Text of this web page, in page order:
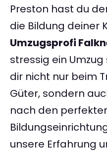
Preston hast du
die Bildung deiner
Umzugsprofi
stressig ein
dir nicht nur beim
Güter, sondern
nach den
unsere Erfahrung